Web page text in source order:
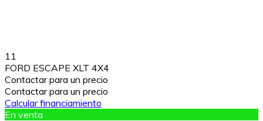
11
FORD ESCAPE XLT 4X4
Contactar para un precio
Contactar para un precio
Calcular financiamiento
En venta